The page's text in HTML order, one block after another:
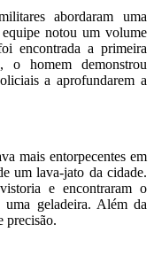
abordaram uma
notou um volume
encontrada a primeira
o homem demonstrou
a aprofundarem a
mais entorpecentes em
um lava-jato da cidade.
e encontraram o
uma geladeira. Além da
precisão.